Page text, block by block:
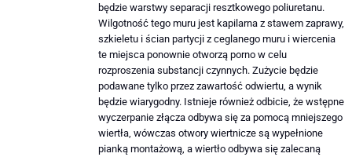
będzie warstwy separacji resztkowego poliuretanu.
Wilgotność tego muru jest kapilarna z stawem zaprawy,
szkieletu i ścian partycji z ceglanego muru i wiercenia
te miejsca ponownie otworzą porno w celu
rozproszenia substancji czynnych. Zużycie będzie
podawane tylko przez zawartość odwiertu, a wynik
będzie wiarygodny. Istnieje również odbicie, że wstępne
wyczerpanie złącza odbywa się za pomocą mniejszego
wiertła, wówczas otwory wiertnicze są wypełnione
pianką montażową, a wiertło odbywa się zalecaną